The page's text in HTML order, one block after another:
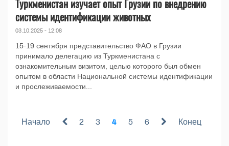
Туркменистан изучает опыт Грузии по внедрению
системы идентификации животных
03.10.2025 - 12:08
15-19 сентября представительство ФАО в Грузии
принимало делегацию из Туркменистана с
ознакомительным визитом, целью которого был обмен
опытом в области Национальной системы идентификации
и прослеживаемости...
Начало 2 3 4 5 6 Конец